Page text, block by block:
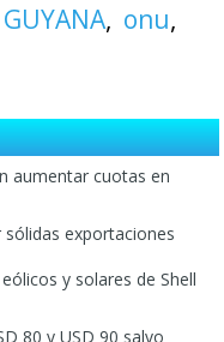
GUYANA onu
aumentar cuotas en
exportaciones
y solares de Shell
80 y USD 90 salvo